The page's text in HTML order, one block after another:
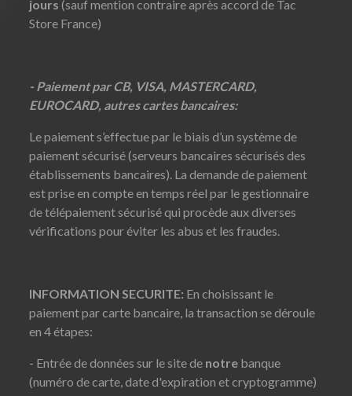
jours (sauf mention contraire après accord de Tac
Store France)
- Paiement par CB, VISA, MASTERCARD,
EUROCARD, autres cartes bancaires:
Le paiement s’effectue par le biais d’un système de
paiement sécurisé (serveurs bancaires sécurisés des
établissements bancaires). La demande de paiement
est prise en compte en temps réel par le gestionnaire
de télépaiement sécurisé qui procède aux diverses
vérifications pour éviter les abus et les fraudes.
INFORMATION SECURITE: En choisissant le
paiement par carte bancaire, la transaction se déroule
en 4 étapes:
- Entrée de données sur le site de notre banque
(numéro de carte, date d'expiration et cryptogramme)